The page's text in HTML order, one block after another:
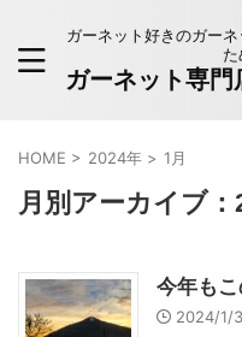
ガーネット好きのガー
ガーネット専
HOME > 2024年 > 1月
月別アーカイブ：
今年もこ
2024/1/